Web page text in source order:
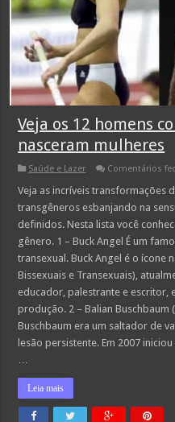
Veja os 12 homens
nasceram mulheres
Saúde e Lazer Comentários
Veja as incríveis transformações
transgêneros esbanjando na
definidos. Nesta lista você
gênero. 1 – Buck Angel É um
transexual. Buck Angel é o ícone
Bissexuais e Transexuais),
educador, palestrante e escritor,
produção. 2 – Balian Buschbaum
Buschbaum era um saltador de
lesão persistente. Em 2007
Leia mais